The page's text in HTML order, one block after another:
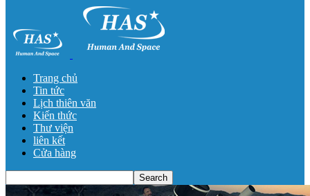
Trang chủ
Tin tức
Lịch thiên văn
Kiến thức
Thư viện
liên kết
Cửa hàng